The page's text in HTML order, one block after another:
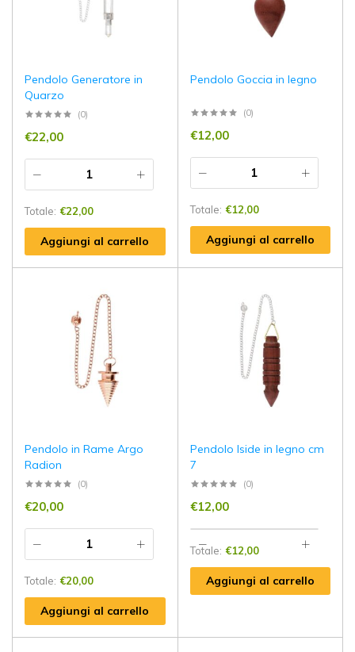
Pendolo Generatore in
Quarzo
(0)
€22,00
Totale: €22,00
Aggiungi al carrello
Pendolo Goccia in legno
(0)
€12,00
Totale: €12,00
Aggiungi al carrello
Pendolo in Rame Argo
Radion
(0)
€20,00
Totale: €20,00
Aggiungi al carrello
Pendolo Iside in legno cm
7
(0)
€12,00
Totale: €12,00
Aggiungi al carrello